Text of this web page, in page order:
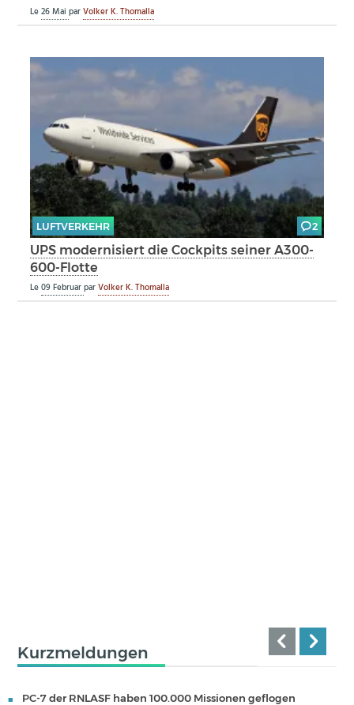
Le26 MaiparVolker K. Thomalla
LUFTVERKEHR 2
UPS modernisiert die Cockpits seiner A300-
600-Flotte
Le09 FebruarparVolker K. Thomalla
Kurzmeldungen
PC-7 der RNLASF haben 100.000 Missionen geflogen